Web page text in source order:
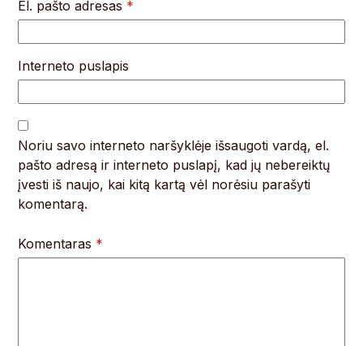
El. pašto adresas *
Interneto puslapis
Noriu savo interneto naršyklėje išsaugoti vardą, el.
pašto adresą ir interneto puslapį, kad jų nebereiktų
įvesti iš naujo, kai kitą kartą vėl norėsiu parašyti
komentarą.
Komentaras *